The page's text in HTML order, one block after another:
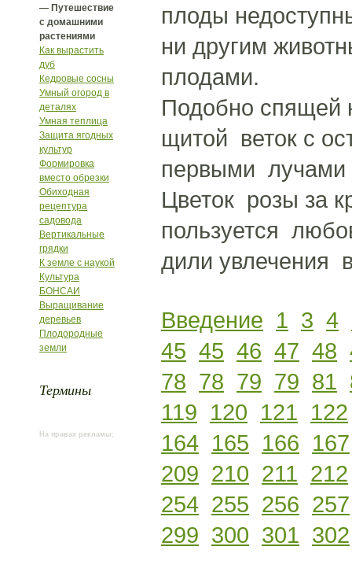
— Путешествие
с домашними
растениями
Как вырастить
дуб
Кедровые сосны
Умный огород в
деталях
Умная теплица
Защита ягодных
культур
Формировка
вместо обрезки
Обиходная
рецептура
садовода
Вертикальные
грядки
К земле с наукой
Культура
БОНСАИ
Выращивание
деревьев
Плодородные
земли
Термины
На правах рекламы:
плоды
ни другим
плодами.
Подобно спящей
щитой веток с
первыми лучами
Цветок розы за
пользуется
дили увлечения
Введение 1 3 4
45 45 46 47 48
78 78 79 79 81
119 120 121 122
164 165 166 167
209 210 211 212
254 255 256 257
299 300 301 302